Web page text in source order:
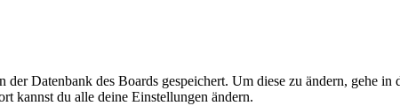
Datenbank des Boards gespeichert. Um diese zu ändern, gehe
kannst du alle deine Einstellungen ändern.